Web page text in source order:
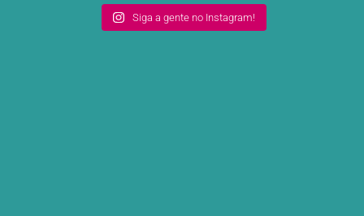
Siga a gente no Instagram!